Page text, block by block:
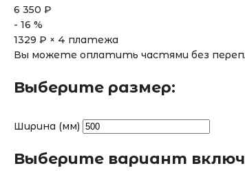
6 350 ₽
- 16 %
1329 ₽ × 4 платежа
Вы можете оплатить частями без
Выберите размер:
Ширина (мм)
Выберите вариант